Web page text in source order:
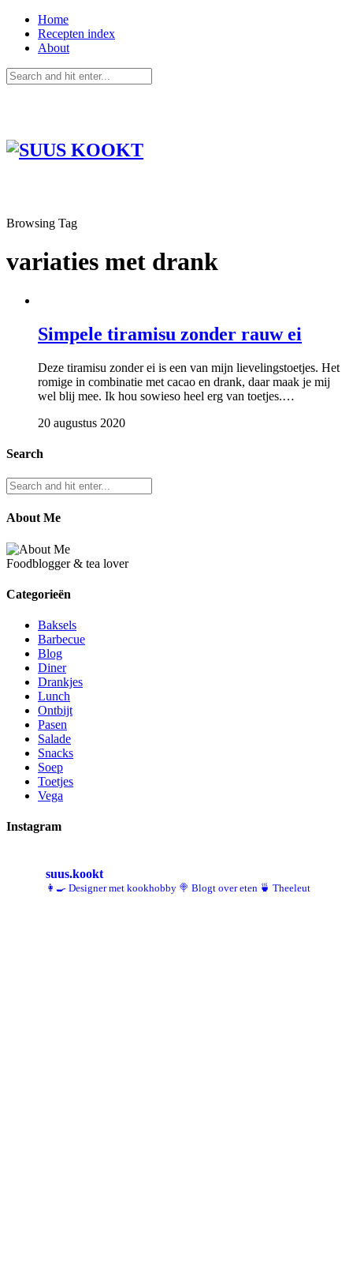
Home
Recepten index
About
Browsing Tag
variaties met drank
Simpele tiramisu zonder rauw ei
Deze tiramisu zonder ei is een van mijn lievelingstoetjes. Het
romige in combinatie met cacao en drank, daar maak je mij
wel blij mee. Ik hou sowieso heel erg van toetjes.…
20 augustus 2020
Search
About Me
Foodblogger & tea lover
Categorieën
Baksels
Barbecue
Blog
Diner
Drankjes
Lunch
Ontbijt
Pasen
Salade
Snacks
Soep
Toetjes
Vega
Instagram
suus.kookt
👩‍🍳 Designer met kookhobby 🍭 Blogt over eten 🍵 Theeleut